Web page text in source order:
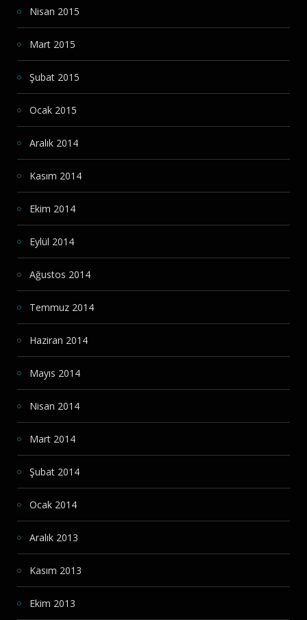
Nisan 2015
Mart 2015
Şubat 2015
Ocak 2015
Aralık 2014
Kasım 2014
Ekim 2014
Eylül 2014
Ağustos 2014
Temmuz 2014
Haziran 2014
Mayıs 2014
Nisan 2014
Mart 2014
Şubat 2014
Ocak 2014
Aralık 2013
Kasım 2013
Ekim 2013